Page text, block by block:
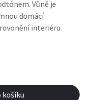
Vůně je
domácí
interiéru.
košíku